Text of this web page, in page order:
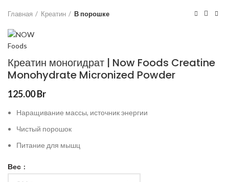
Главная Креатин В порошке
Креатин моногидрат | Now Foods Creatine
Monohydrate Micronized Powder
125.00Br
Наращивание массы, источник энергии
Чистый порошок
Питание для мышц
Вес